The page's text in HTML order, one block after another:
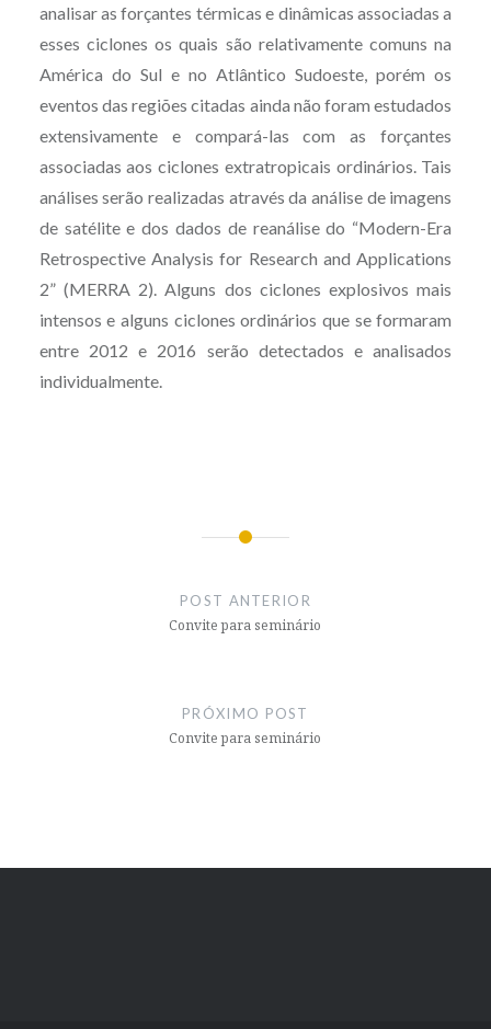
analisar as forçantes térmicas e dinâmicas associadas a
esses ciclones os quais são relativamente comuns na
América do Sul e no Atlântico Sudoeste, porém os
eventos das regiões citadas ainda não foram estudados
extensivamente e compará-las com as forçantes
associadas aos ciclones extratropicais ordinários. Tais
análises serão realizadas através da análise de imagens
de satélite e dos dados de reanálise do “Modern-Era
Retrospective Analysis for Research and Applications
2” (MERRA 2). Alguns dos ciclones explosivos mais
intensos e alguns ciclones ordinários que se formaram
entre 2012 e 2016 serão detectados e analisados
individualmente.
POST ANTERIOR
Convite para seminário
PRÓXIMO POST
Convite para seminário